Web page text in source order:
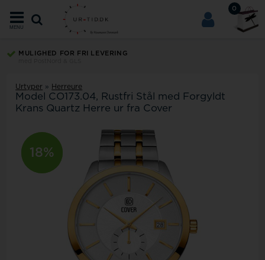
0
MENU
MULIGHED FOR FRI LEVERING
Urtyper » Herreure
Model CO173.04
Rustfri Stål med Forgyldt
Krans Quartz Herre ur fra Cover
5%
18%